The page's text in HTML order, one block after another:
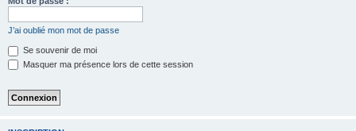
J’ai oublié mon mot de passe
Se souvenir de moi
Masquer ma présence lors de cette session